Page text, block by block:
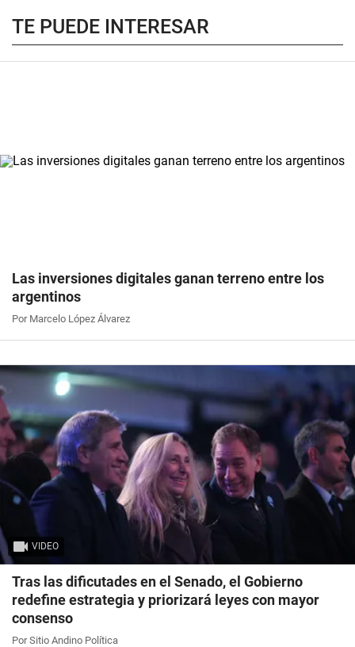
TE PUEDE INTERESAR
Las inversiones digitales ganan terreno entre los
argentinos
Por Marcelo López Álvarez
VIDEO
Tras las dificutades en el Senado, el Gobierno
redefine estrategia y priorizará leyes con mayor
consenso
Por Sitio Andino Política